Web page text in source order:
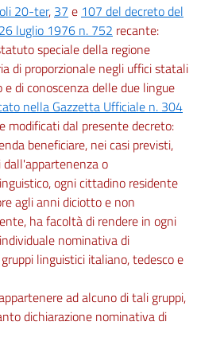
20-ter, 37 e 107 del decreto del
luglio 1976 n. 752 recante:
speciale della regione
di proporzionale negli uffici statali
di conoscenza delle due lingue
nella Gazzetta Ufficiale n. 304
modificati dal presente decreto:
beneficiare, nei casi previsti,
o
ogni cittadino residente
agli anni diciotto e non
ha facoltà di rendere in ogni
nominativa di
linguistici italiano, tedesco e
ad alcuno di tali gruppi,
dichiarazione nominativa di